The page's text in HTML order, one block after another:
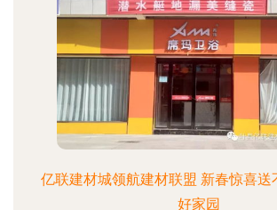
亿联建材城领航建材联盟 新春惊喜送
好家园